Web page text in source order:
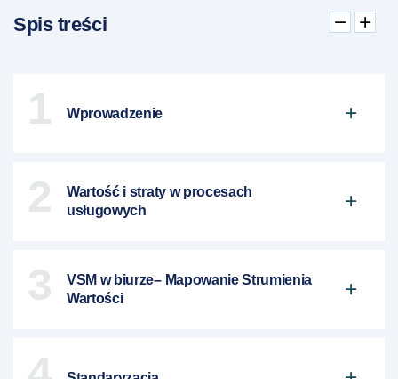
Spis treści
1 Wprowadzenie
2
Wartość i straty w procesach
usługowych
3
VSM w biurze– Mapowanie Strumienia
Wartości